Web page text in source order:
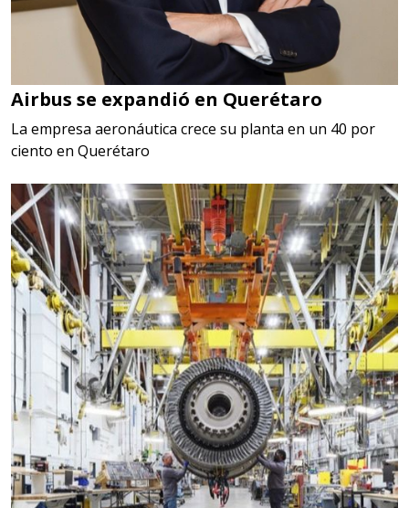
Airbus se expandió en Querétaro
La empresa aeronáutica crece su planta en un 40 por
ciento en Querétaro